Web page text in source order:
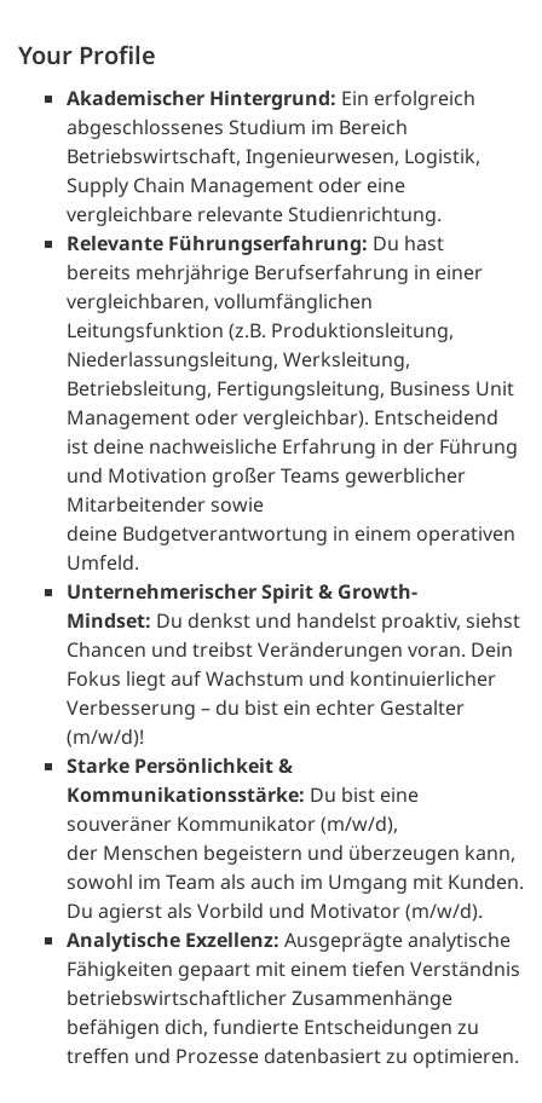
Your Profile
Akademischer Hintergrund: Ein erfolgreich
abgeschlossenes Studium im Bereich
Betriebswirtschaft, Ingenieurwesen, Logistik,
Supply Chain Management oder eine
vergleichbare relevante Studienrichtung.
Relevante Führungserfahrung: Du hast
bereits mehrjährige Berufserfahrung in einer
vergleichbaren, vollumfänglichen
Leitungsfunktion (z.B. Produktionsleitung,
Niederlassungsleitung, Werksleitung,
Betriebsleitung, Fertigungsleitung, Business Unit
Management oder vergleichbar). Entscheidend
ist deine nachweisliche Erfahrung in der Führung
und Motivation großer Teams gewerblicher
Mitarbeitender sowie
deine Budgetverantwortung in einem operativen
Umfeld.
Unternehmerischer Spirit & Growth-
Mindset: Du denkst und handelst proaktiv, siehst
Chancen und treibst Veränderungen voran. Dein
Fokus liegt auf Wachstum und kontinuierlicher
Verbesserung – du bist ein echter Gestalter
(m/w/d)!
Starke Persönlichkeit &
Kommunikationsstärke: Du bist eine
souveräner Kommunikator (m/w/d),
der Menschen begeistern und überzeugen kann,
sowohl im Team als auch im Umgang mit Kunden.
Du agierst als Vorbild und Motivator (m/w/d).
Analytische Exzellenz: Ausgeprägte analytische
Fähigkeiten gepaart mit einem tiefen Verständnis
betriebswirtschaftlicher Zusammenhänge
befähigen dich, fundierte Entscheidungen zu
treffen und Prozesse datenbasiert zu optimieren.